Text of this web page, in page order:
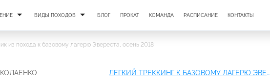
ВИДЫ ПОХОДОВ БЛОГ ПРОКАТ КОМАНДА РАСПИСАНИЕ КОНТАКТЫ
из похода к базовому лагерю Эвереста, осень 2018
ЛЕГКИЙ ТРЕККИНГ К БАЗОВОМУ ЛАГЕРЮ ЭВЕРЕСТА